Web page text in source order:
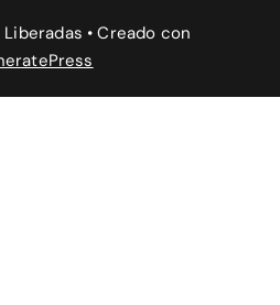
• Creado con